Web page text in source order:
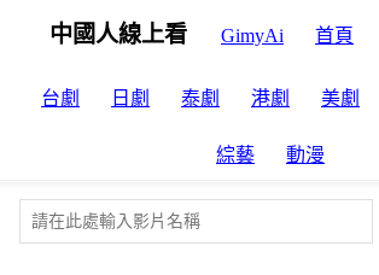
中國人線上看 GimyAi 首頁
台劇 日劇 泰劇 港劇 美劇
綜藝 動漫